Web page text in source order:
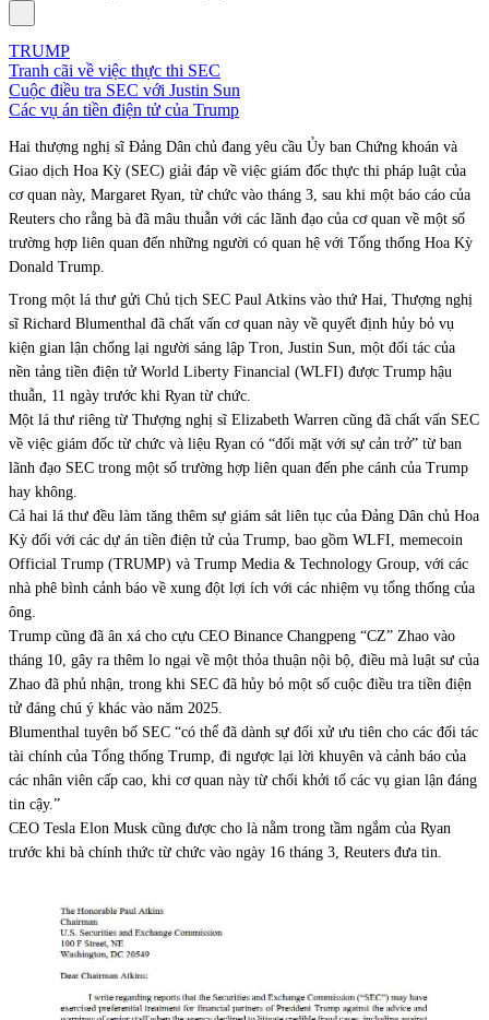
TRUMP
Tranh cãi về việc thực thi SEC
Cuộc điều tra SEC với Justin Sun
Các vụ án tiền điện tử của Trump
Hai thượng nghị sĩ Đảng Dân chủ đang yêu cầu Ủy ban Chứng khoán và
Giao dịch Hoa Kỳ (SEC) giải đáp về việc giám đốc thực thi pháp luật của
cơ quan này, Margaret Ryan, từ chức vào tháng 3, sau khi một báo cáo của
Reuters cho rằng bà đã mâu thuẫn với các lãnh đạo của cơ quan về một số
trường hợp liên quan đến những người có quan hệ với Tổng thống Hoa Kỳ
Donald Trump.
Trong một lá thư gửi Chủ tịch SEC Paul Atkins vào thứ Hai, Thượng nghị
sĩ Richard Blumenthal đã chất vấn cơ quan này về quyết định hủy bỏ vụ
kiện gian lận chống lại người sáng lập Tron, Justin Sun, một đối tác của
nền tảng tiền điện tử World Liberty Financial (WLFI) được Trump hậu
thuẫn, 11 ngày trước khi Ryan từ chức.
Một lá thư riêng từ Thượng nghị sĩ Elizabeth Warren cũng đã chất vấn SEC
về việc giám đốc từ chức và liệu Ryan có “đối mặt với sự cản trở” từ ban
lãnh đạo SEC trong một số trường hợp liên quan đến phe cánh của Trump
hay không.
Cả hai lá thư đều làm tăng thêm sự giám sát liên tục của Đảng Dân chủ Hoa
Kỳ đối với các dự án tiền điện tử của Trump, bao gồm WLFI, memecoin
Official Trump (TRUMP) và Trump Media & Technology Group, với các
nhà phê bình cảnh báo về xung đột lợi ích với các nhiệm vụ tổng thống của
ông.
Trump cũng đã ân xá cho cựu CEO Binance Changpeng “CZ” Zhao vào
tháng 10, gây ra thêm lo ngại về một thỏa thuận nội bộ, điều mà luật sư của
Zhao đã phủ nhận, trong khi SEC đã hủy bỏ một số cuộc điều tra tiền điện
tử đáng chú ý khác vào năm 2025.
Blumenthal tuyên bố SEC “có thể đã dành sự đối xử ưu tiên cho các đối tác
tài chính của Tổng thống Trump, đi ngược lại lời khuyên và cảnh báo của
các nhân viên cấp cao, khi cơ quan này từ chối khởi tố các vụ gian lận đáng
tin cậy.”
CEO Tesla Elon Musk cũng được cho là nằm trong tầm ngắm của Ryan
trước khi bà chính thức từ chức vào ngày 16 tháng 3, Reuters đưa tin.